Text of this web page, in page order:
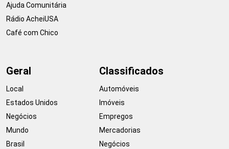
Ajuda Comunitária
Rádio AcheiUSA
Café com Chico
Geral
Local
Estados Unidos
Negócios
Mundo
Brasil
Classificados
Automóveis
Imóveis
Empregos
Mercadorias
Negócios